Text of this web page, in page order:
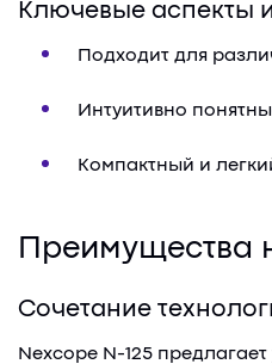
Ключевые аспекты
Подходит для
Интуитивно
Компактный и
Преимущества
Сочетание
Nexcope N-125